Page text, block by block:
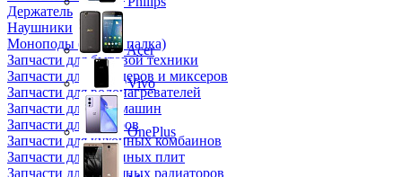
Держатель
Наушники
Моноподы (Селфи палка)
Запчасти для бытовой техники
Запчасти для блендеров и миксеров
Запчасти для водонагревателей
Запчасти для кофемашин
Запчасти для кулеров
Запчасти для кухонных комбаинов
Запчасти для кухонных плит
Запчасти для масляных радиаторов
Acer
Vivo
OnePlus